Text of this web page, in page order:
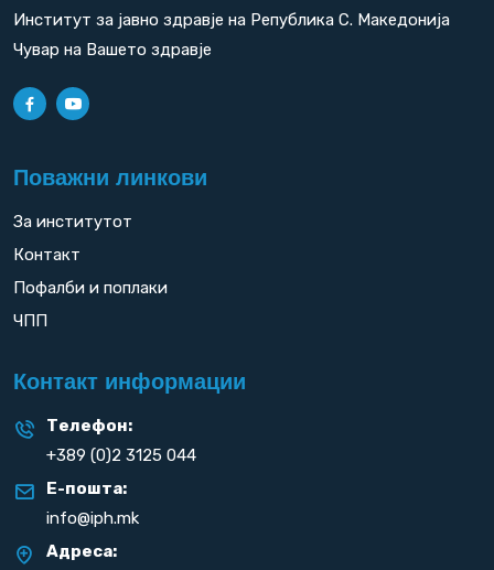
Институт за јавно здравје на Република С. Македонија
Чувар на Вашето здравје
Поважни линкови
За институтот
Контакт
Пофалби и поплаки
ЧПП
Контакт информации
Телефон:
+389 (0)2 3125 044
Е-пошта:
info@iph.mk
Адреса: